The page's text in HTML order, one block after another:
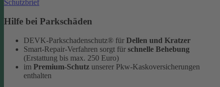
Schutzbrief
Hilfe bei Parkschäden
DEVK-Parkschadenschutz® für Dellen und Kratzer
Smart-Repair-Verfahren sorgt für schnelle Behebung
(Erstattung bis max. 250 Euro)
im Premium-Schutz unserer Pkw-Kaskoversicherungen
enthalten